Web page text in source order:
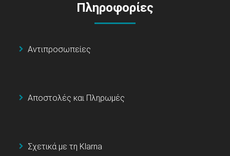
Πληροφορίες
Αντιπροσωπείες
Αποστολές και Πληρωμές
Σχετικά με τη Klarna